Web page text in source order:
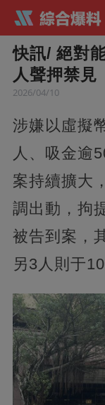
快訊/ 絕對
人聲押禁見
2026/04/10
涉嫌以虛擬
人、吸金逾
案持續擴大
調出動，拘
被告到案，
另3人則于